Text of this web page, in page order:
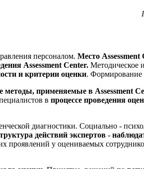
персоналом. Место
Assessment Center. Методическое
и критерии оценки. Формирование
методы, применяемые в Assessment
в процессе проведения
диагностики. Социально -
действий экспертов -
у оцениваемых